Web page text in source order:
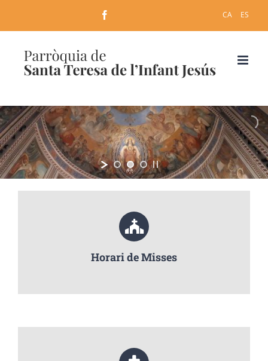
to
CA ES
de l'Infant Jesus
Horari de Misses